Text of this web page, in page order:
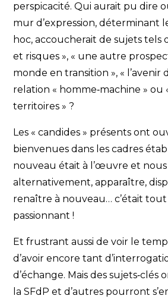
perspicacité. Qui aurait pu dire
mur d’expression, déterminant
hoc, accoucherait de sujets tels
et risques », « une autre
monde en transition », « l’avenir
relation « homme‐machine » ou
territoires » ?
Les « candides » présents ont
bienvenues dans les cadres
nouveau était à l’œuvre et nous
alternativement, apparaître,
renaître à nouveau… c’était
passionnant !
Et frustrant aussi de voir le
d’avoir encore tant
d’échange. Mais des
la SFdP et d’autres pourront